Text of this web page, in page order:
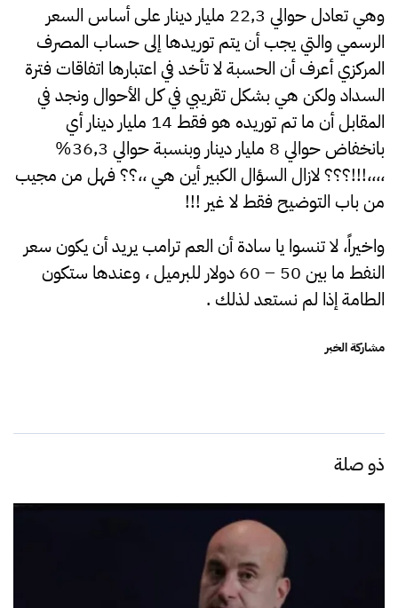
وهي تعادل حوالي 22,3 مليار دينار على أساس السعر
الرسمي والتي يجب أن يتم توريدها إلى حساب المصرف
المركزي أعرف أن الحسبة لا تأخد في اعتبارها اتفاقات فترة
السداد ولكن هي بشكل تقريبي في كل الأحوال ونجد في
المقابل أن ما تم توريده هو فقط 14 مليار دينار أي
بانخفاض حوالي 8 مليار دينار وبنسبة حوالي 36,3%
،،،،!!!؟؟؟ لازال السؤال الكبير أين هي ،،؟؟ فهل من مجيب
من باب التوضيح فقط لا غير !!!
واخيراً، لا تنسوا يا سادة أن العم ترامب يريد أن يكون سعر
النفط ما بين 50 – 60 دولار للبرميل ، وعندها ستكون
الطامة إذا لم نستعد لذلك .
مشاركة الخبر
ذو صلة